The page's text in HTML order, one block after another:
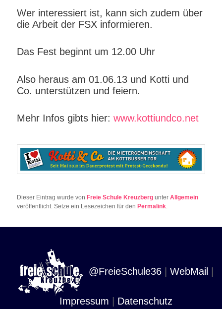
Wer interessiert ist, kann sich zudem über
die Arbeit der FSX informieren.
Das Fest beginnt um 12.00 Uhr
Also heraus am 01.06.13 und Kotti und
Co. unterstützen und feiern.
Mehr Infos gibts hier:www.kottiundco.net
Dieser Eintrag wurde vonFreie Schule Kreuzberg unterAllgemein
veröffentlicht. Setze ein Lesezeichen für denPermalink
@FreieSchule36 WebMail
Impressum Datenschutz